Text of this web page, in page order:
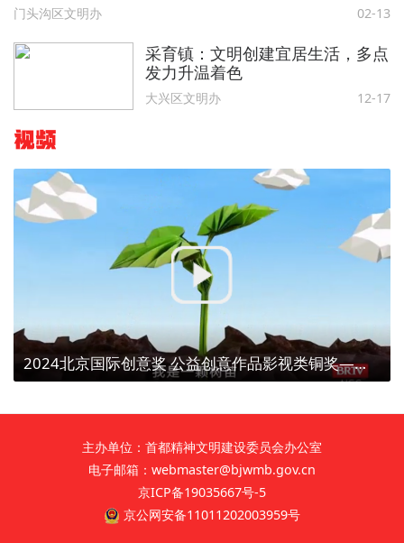
门头沟区文明办 02-13
采育镇：文明创建宜居生活，多点
发力升温着色
大兴区文明办 12-17
视频
2024北京国际创意奖 公益创意作品影视类铜奖——【植树造林、点亮京津冀】植树为了什么？
主办单位：首都精神文明建设委员会办公室
电子邮箱：webmaster@bjwmb.gov.cn
京ICP备19035667号-5
京公网安备11011202003959号